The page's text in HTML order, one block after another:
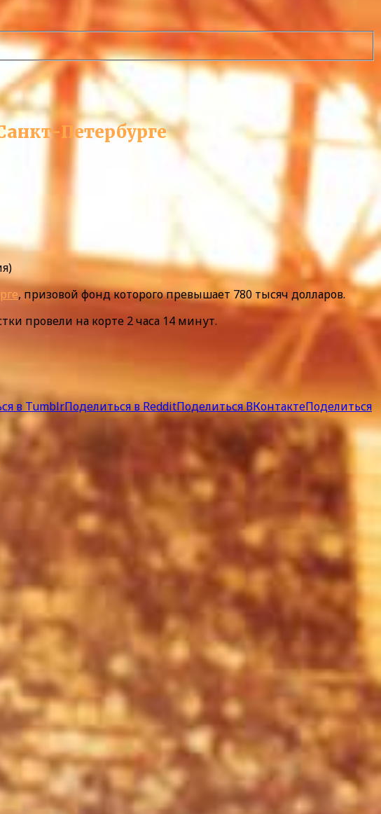
Петербурге
, призовой фонд которого превышает 780 тысяч долларов.
провели на корте 2 часа 14 минут.
в TumblrПоделиться в RedditПоделиться ВКонтактеПоделиться